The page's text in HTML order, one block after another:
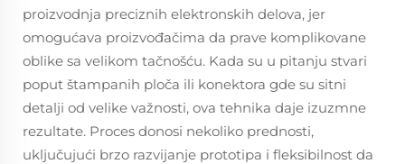
proizvodnja preciznih elektronskih delova, jer
omogućava proizvođačima da prave komplikovane
oblike sa velikom tačnošću. Kada su u pitanju stvari
poput štampanih ploča ili konektora gde su sitni
detalji od velike važnosti, ova tehnika daje izuzmne
rezultate. Proces donosi nekoliko prednosti,
uključujući brzo razvijanje prototipa i fleksibilnost da